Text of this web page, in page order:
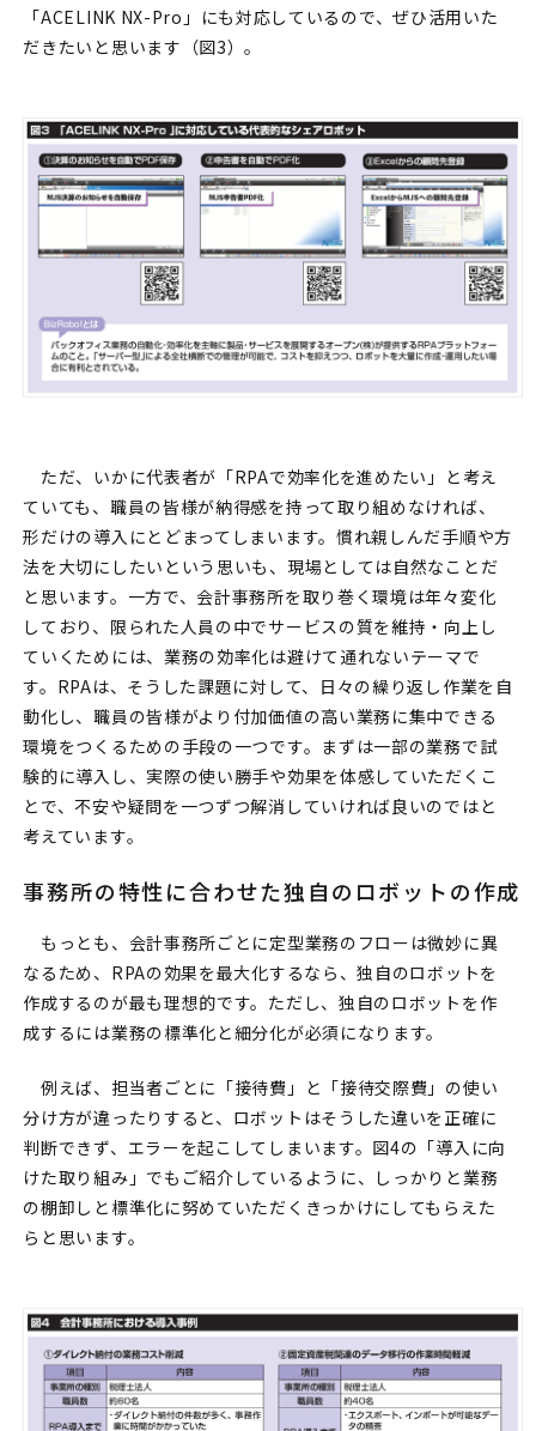
「ACELINK NX-Pro」にも対応しているので、ぜひ活用いた
だきたいと思います（図3）。
ただ、いかに代表者が「RPAで効率化を進めたい」と考え
ていても、職員の皆様が納得感を持って取り組めなければ、
形だけの導入にとどまってしまいます。慣れ親しんだ手順や方
法を大切にしたいという思いも、現場としては自然なことだ
と思います。一方で、会計事務所を取り巻く環境は年々変化
しており、限られた人員の中でサービスの質を維持・向上し
ていくためには、業務の効率化は避けて通れないテーマで
す。RPAは、そうした課題に対して、日々の繰り返し作業を自
動化し、職員の皆様がより付加価値の高い業務に集中できる
環境をつくるための手段の一つです。まずは一部の業務で試
験的に導入し、実際の使い勝手や効果を体感していただくこ
とで、不安や疑問を一つずつ解消していければ良いのではと
考えています。
事務所の特性に合わせた独自のロボットの作成
もっとも、会計事務所ごとに定型業務のフローは微妙に異
なるため、RPAの効果を最大化するなら、独自のロボットを
作成するのが最も理想的です。ただし、独自のロボットを作
成するには業務の標準化と細分化が必須になります。
例えば、担当者ごとに「接待費」と「接待交際費」の使い
分け方が違ったりすると、ロボットはそうした違いを正確に
判断できず、エラーを起こしてしまいます。図4の「導入に向
けた取り組み」でもご紹介しているように、しっかりと業務
の棚卸しと標準化に努めていただくきっかけにしてもらえた
らと思います。